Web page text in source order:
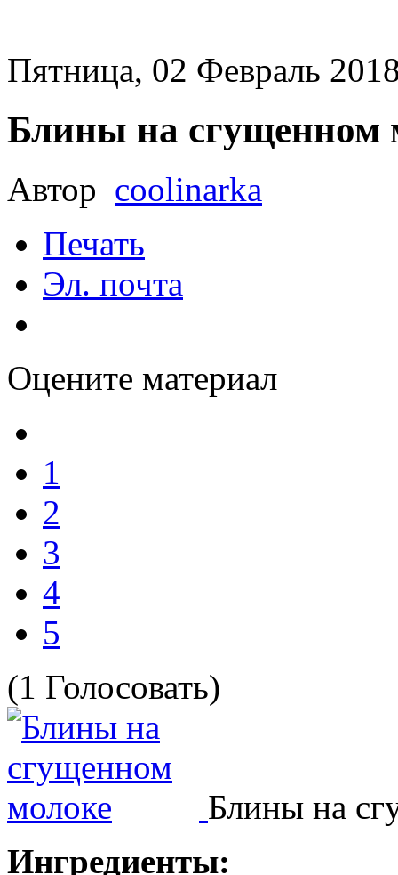
Пятница, 02 Февраль
Блины на сгущенном
Автор coolinarka
Печать
Эл. почта
Оцените материал
1
2
3
4
5
(1 Голосовать)
Блины на
Ингредиенты: